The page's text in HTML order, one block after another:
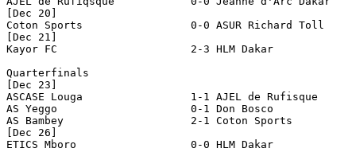
[Dec 20]
Coton Sports                 0-0 ASUR Richard Toll
[Dec 21]
Kayor FC                     2-3 HLM Dakar
Quarterfinals
[Dec 23]
ASCASE Louga                 1-1 AJEL de Rufisque
AS Yeggo                     0-1 Don Bosco
AS Bambey                    2-1 Coton Sports
[Dec 26]
ETICS Mboro                  0-0 HLM Dakar